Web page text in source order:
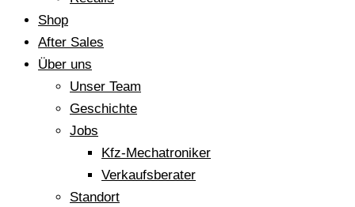
Shop
After Sales
Über uns
Unser Team
Geschichte
Jobs
Kfz-Mechatroniker
Verkaufsberater
Standort